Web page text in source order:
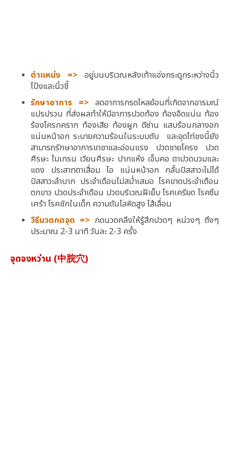
ตำแหน่ง => อยู่บนบริเวณหลังเท้าแอ่งกระดูกระหว่างนิ้ว
โป้งและนิ้วชี้
รักษาอาการ => ลดอาการกรดไหลย้อนที่เกิดจากอารมณ์
แปรปรวน ที่ส่งผลทำให้มีอาการปวดท้อง ท้องอืดแน่น ท้อง
ร้องโครกคราก ท้องเสีย ท้องผูก ดีซ่าน แสบร้อนกลางอก
แน่นหน้าอก ระบายความร้อนในระบบตับ และจุดไท่ชงนี้ยัง
สามารถรักษาอาการขาชาและอ่อนแรง ปวดชายโครง ปวด
ศีรษะ ไมเกรน เวียนศีรษะ ปากแห้ง เจ็บคอ ตาปวดบวมและ
แดง ประสาทตาเสื่อม ไอ แน่นหน้าอก กลั้นปัสสาวะไม่ได้
ปัสสาวะลำบาก ประจำเดือนไม่สม่ำเสมอ โรคขาดประจำเดือน
ตกขาว ปวดประจำเดือน ปวดบริเวณฝีเย็บ โรคเครียด โรคซึม
เศร้า โรคชักในเด็ก ความดันโลหิตสูง ไส้เลื่อน
วิธีนวดกดจุด => กดนวดคลึงให้รู้สึกปวดๆ หน่วงๆ ตึงๆ
ประมาณ 2-3 นาที วันละ 2-3 ครั้ง
จุดจงหว่าน (中脘穴)